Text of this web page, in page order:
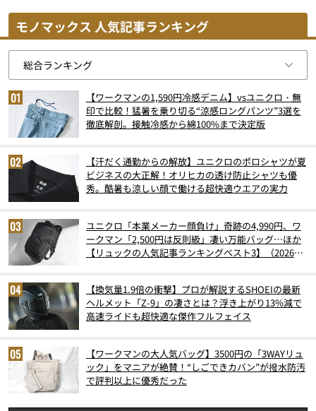
モノマックス 人気記事ランキング
【ワークマンの1,590円冷感デニム】vsユニクロ・無
印で比較！猛暑を乗り切る“涼感ロングパンツ”3選を
徹底解剖。接触冷感から綿100%まで決定版
【汗だく通勤からの解放】ユニクロのポロシャツが夏
ビジネスの大正解！オリヒカの透け防止シャツも優
秀。酷暑も涼しい顔で働ける超快適ウエアの実力
ユニクロ「本業メーカー顔負け」奇跡の4,990円、ワ
ークマン「2,500円は反則級」凄い万能バッグ…ほか
【リュックの人気記事ランキングベスト3】（2026年
【換気量1.9倍の衝撃】プロが解説するSHOEIの最新
ヘルメット「Z-9」の凄さとは？浮き上がり13%減で
高速ライドも超快適な傑作フルフェイス
【ワークマンの大人気バッグ】3500円の「3WAYリュ
ック」をマニアが絶賛！“しごできカバン”が撥水防汚
で評判以上に優秀だった